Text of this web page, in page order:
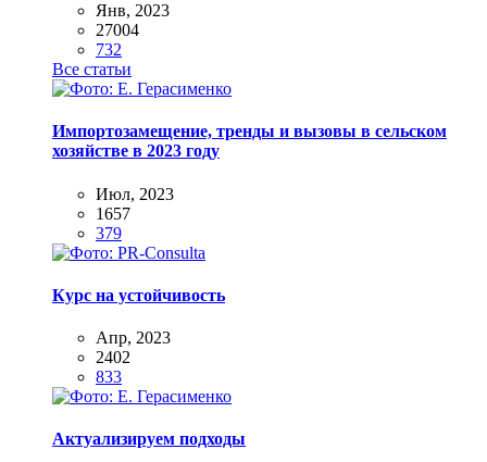
Янв, 2023
27004
732
Все статьи
Импортозамещение, тренды и вызовы в сельском
хозяйстве в 2023 году
Июл, 2023
1657
379
Курс на устойчивость
Апр, 2023
2402
833
Актуализируем подходы